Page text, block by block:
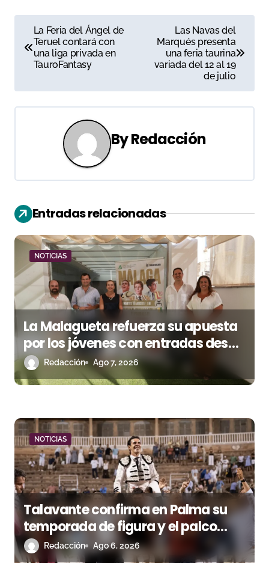
a
e
c
i
ó
n
d
e
e
n
t
a
d
a
s
La Feria del Ángel de
Teruel contará con
una liga privada en
TauroFantasy
Las Navas del
Marqués presenta
una feria taurina
variada del 12 al 19
de julio
ByRedacción
Entradas relacionadas
NOTICIAS
La Malagueta refuerza su apuesta
por los jóvenes con entradas desde
un euro
Redacción Ago 7, 2026
NOTICIAS
Talavante confirma en Palma su
temporada de figura y el palco
niega el premio a Roca Rey
Redacción Ago 6, 2026